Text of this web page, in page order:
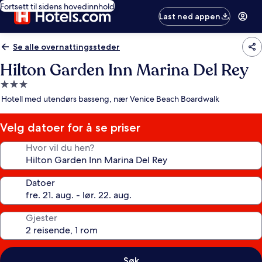
Fortsett til sidens hovedinnhold
Last ned appen
Se alle overnattingssteder
Hilton Garden Inn Marina Del Rey
Overnattingssted
med
stjerner
Hotell med utendørs basseng, nær Venice Beach Boardwalk
Velg datoer for å se priser
Hvor vil du hen?
Datoer
Gjester